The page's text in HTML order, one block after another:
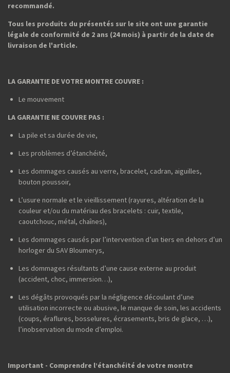
recommandé.
Tous les produits du présentés sur le site ont une garantie
légale de conformité de 2 ans (24 mois) à partir de la date de
livraison de l'article.
LA GARANTIE DE VOTRE MONTRE COUVRE :
Le mouvement
LA GARANTIE NE COUVRE PAS :
La pile et sa durée de vie,
Les problèmes d’étanchéité,
Les dommages causés au verre, bracelet, cadran, aiguilles,
bouton poussoir,
L’usure normale et le vieillissement (rayures, altération de la
couleur et/ou du matériau des bracelets : cuir, textile,
caoutchouc, métal, chaînes),
Les dommages causés par l’intervention d’un tiers en dehors d’un
horloger du SAV Bloumerys,
Les dommages résultants d’une cause externe au produit
(accident, choc, immersion…),
Les dégâts provoqués par la négligence découlant d’une
utilisation incorrecte ou abusive, le manque de soin, les accidents
(coups, éraflures, bosselures, écrasements, bris de glace, …),
l’inobservation du mode d’emploi.
Important - Comprendre l’étanchéité de votre montre